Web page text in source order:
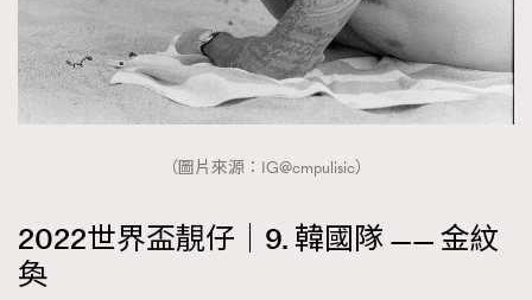
（圖片來源：IG@cmpulisic）
2022世界盃靚仔｜9. 韓國隊 —— 金紋
奐